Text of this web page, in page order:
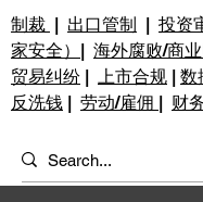
制裁 | 出口管制 | 投资
家安全） | 海外腐败/商
贸易纠纷 | 上市合规 | 数
反洗钱 | 劳动/雇佣 | 财